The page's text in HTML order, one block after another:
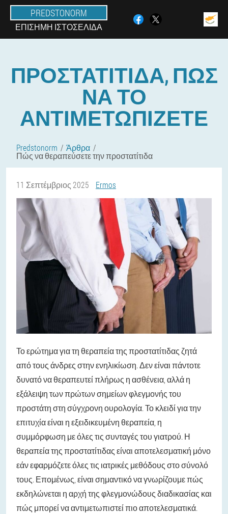
PREDSTONORM
ΕΠΊΣΗΜΗ ΙΣΤΟΣΕΛΊΔΑ
ΠΡΟΣΤΑΤΊΤΙΔΑ, ΠΏΣ
ΝΑ ΤΟ
ΑΝΤΙΜΕΤΩΠΊΖΕΤΕ
Predstonorm Άρθρα
Πώς να θεραπεύσετε την προστατίτιδα
11 Σεπτέμβριος 2025 Ermos
Το ερώτημα για τη θεραπεία της προστατίτιδας ζητά
από τους άνδρες στην ενηλικίωση. Δεν είναι πάντοτε
δυνατό να θεραπευτεί πλήρως η ασθένεια, αλλά η
εξάλειψη των πρώτων σημείων φλεγμονής του
προστάτη στη σύγχρονη ουρολογία. Το κλειδί για την
επιτυχία είναι η εξειδικευμένη θεραπεία, η
συμμόρφωση με όλες τις συνταγές του γιατρού. Η
θεραπεία της προστατίτιδας είναι αποτελεσματική μόνο
εάν εφαρμόζετε όλες τις ιατρικές μεθόδους στο σύνολό
τους. Επομένως, είναι σημαντικό να γνωρίζουμε πώς
εκδηλώνεται η αρχή της φλεγμονώδους διαδικασίας και
πώς μπορεί να αντιμετωπιστεί πιο αποτελεσματικά.